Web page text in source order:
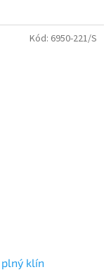
klín
Kód: 6950-221/S